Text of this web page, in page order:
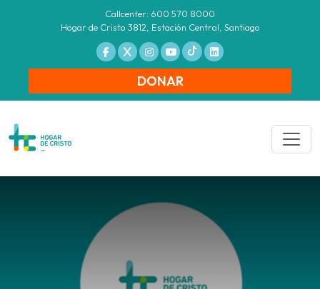
Callcenter: 600 570 8000
Hogar de Cristo 3812, Estación Central, Santiago
DONAR